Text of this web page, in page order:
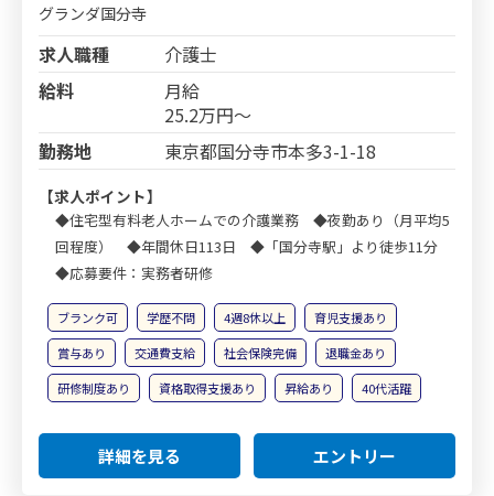
グランダ国分寺
求人職種
介護士
給料
月給
25.2万円～
勤務地
東京都国分寺市本多3-1-18
【求人ポイント】
◆住宅型有料老人ホームでの介護業務 ◆夜勤あり（月平均5
回程度） ◆年間休日113日 ◆「国分寺駅」より徒歩11分
◆応募要件：実務者研修
ブランク可 学歴不問 4週8休以上
育児支援あり
賞与あり
交通費支給 社会保険完備
退職金あり
研修制度あり
資格取得支援あり 昇給あり 40代活躍
詳細を見る エントリー